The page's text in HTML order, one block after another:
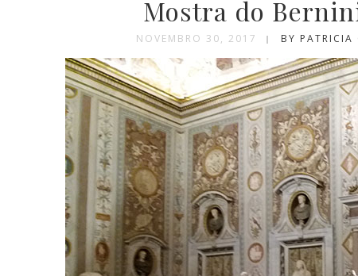
Mostra do
NOVEMBRO 30, 2017 BY PATRICIA